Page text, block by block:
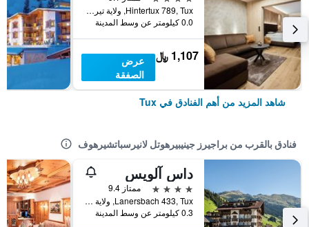
Hintertux 789, Tux, ولاية تيرول, النمسا
0.0 كيلومتر عن وسط المدينة
1,107 ﷼
عرض
الصفقة
شاهد المزيد من أهم الفنادق في Tux
فنادق بالقرب من براجيرز جينيبيرهوتل لانيرسباتشيرهوف
داس آلويس
4 نجوم
ممتاز 9.4
Lanersbach 433, Tux, ولاية تيرول, النمسا
0.3 كيلومتر عن وسط المدينة